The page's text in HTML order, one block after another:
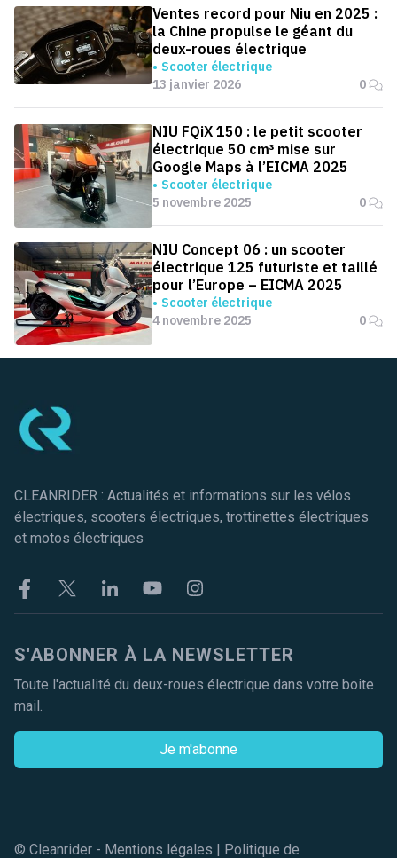
Ventes record pour Niu en 2025 :
la Chine propulse le géant du
deux-roues électrique
Scooter électrique
13 janvier 2026
0
NIU FQiX 150 : le petit scooter
électrique 50 cm³ mise sur
Google Maps à l’EICMA 2025
Scooter électrique
5 novembre 2025
0
NIU Concept 06 : un scooter
électrique 125 futuriste et taillé
pour l’Europe – EICMA 2025
Scooter électrique
4 novembre 2025
0
CLEANRIDER : Actualités et informations sur les vélos
électriques, scooters électriques, trottinettes électriques
et motos électriques
FacebookTwitter LinkekinYoutubeInstagram
S'ABONNER À LA NEWSLETTER
Toute l'actualité du deux-roues électrique dans votre boite
mail.
Je m'abonne
© Cleanrider - Mentions légales Politique de